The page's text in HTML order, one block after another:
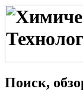
Поиск,